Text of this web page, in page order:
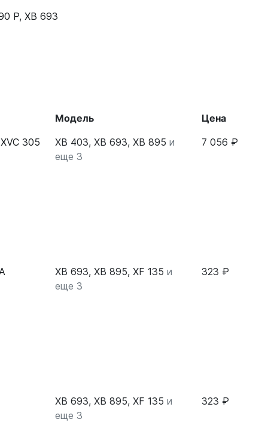
P, XB 693
Модель
Цена
305
XB 403, XB 693, XB 895 и
еще 3
7 056 ₽
XB 693, XB 895, XF 135 и
еще 3
323 ₽
XB 693, XB 895, XF 135 и
еще 3
323 ₽